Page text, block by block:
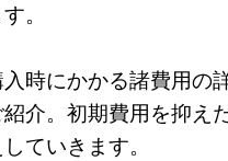
。
時にかかる諸費用の
介。初期費用を抑え
ていきます。